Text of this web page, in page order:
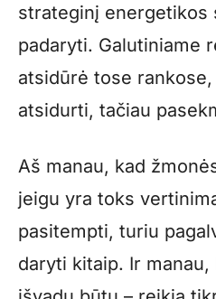
strateginį energetikos
padaryti. Galutiniame
atsidūrė tose
atsidurti, tačiau
Aš manau, kad
jeigu yra toks
pasitempti, turiu
daryti kitaip. Ir